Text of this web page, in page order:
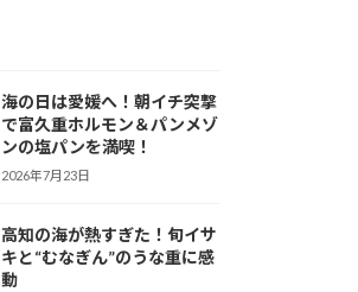
海の日は愛媛へ！朝イチ突撃
で富久重ホルモン＆パンメゾ
ンの塩パンを満喫！
2026年7月23日
高知の海が熱すぎた！旬イサ
キと“むなぎん”のうな重に感
動